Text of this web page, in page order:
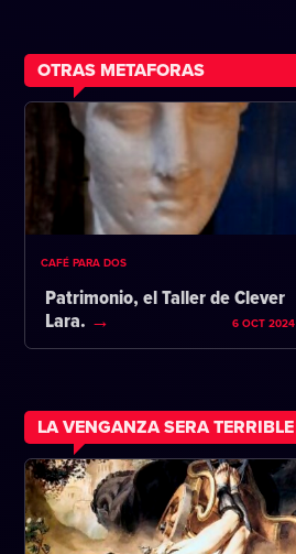
OTRAS METAFORAS
CAFÉ PARA DOS
Patrimonio, el Taller de Clever
Lara.
6 OCT 2024
LA VENGANZA SERA TERRIBLE